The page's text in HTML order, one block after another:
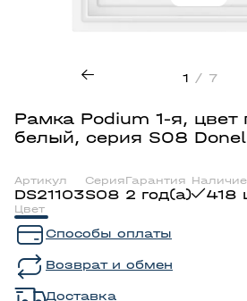
1 / 7
Рамка Podium 1-я, цвет
белый, серия S08 Donel
Артикул
DS21103
Серия
S08
Гарантия
2 год(а)
Наличие
418
Цвет
Способы оплаты
Возврат и обмен
Доставка